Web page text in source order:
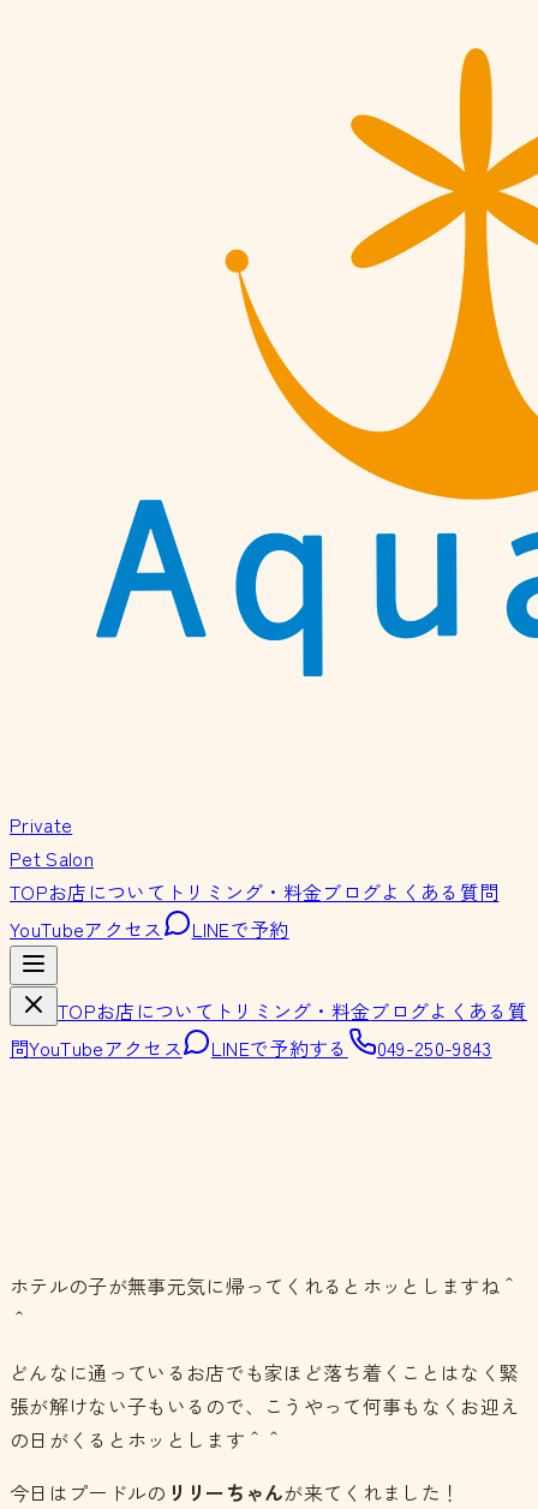
Private
Pet Salon
TOPお店について トリミング・料金ブログよくある質問
YouTubeアクセス LINEで予約
TOPお店について トリミング・料金ブログよくある質
問YouTubeアクセス LINEで予約する 049-250-9843
ホテルの子が無事元気に帰ってくれるとホッとしますね＾
＾
どんなに通っているお店でも家ほど落ち着くことはなく緊
張が解けない子もいるので、こうやって何事もなくお迎え
の日がくるとホッとします＾＾
今日はプードルの リリーちゃんが来てくれました！